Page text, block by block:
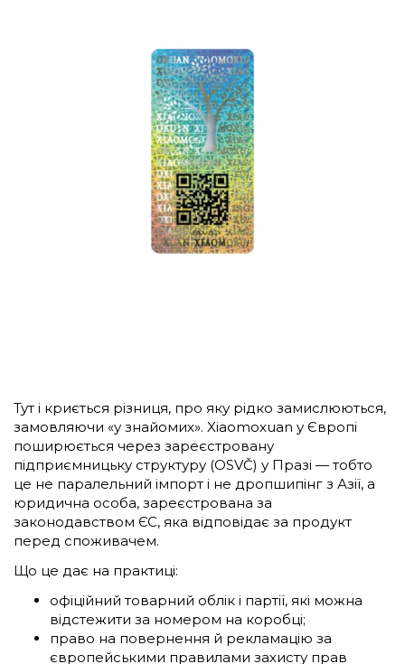
Тут і криється різниця, про яку рідко замислюються,
замовляючи «у знайомих». Xiaomoxuan у Європі
поширюється через зареєстровану
підприємницьку структуру (OSVČ) у Празі — тобто
це не паралельний імпорт і не дропшипінг з Азії, а
юридична особа, зареєстрована за
законодавством ЄС, яка відповідає за продукт
перед споживачем.
Що це дає на практиці:
офіційний товарний облік і партії, які можна
відстежити за номером на коробці;
право на повернення й рекламацію за
європейськими правилами захисту прав